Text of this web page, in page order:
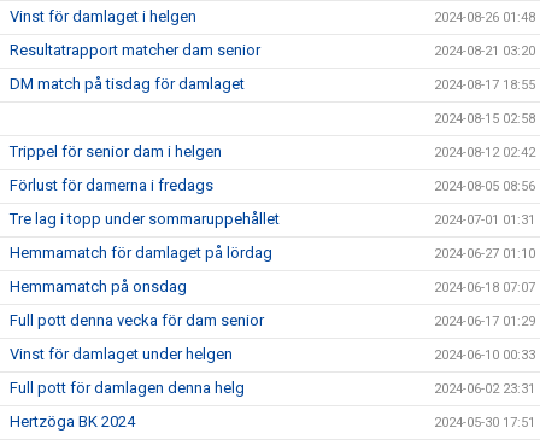
Vinst för damlaget i helgen 2024-08-26 01:48
Resultatrapport matcher dam senior 2024-08-21 03:20
DM match på tisdag för damlaget 2024-08-17 18:55
2024-08-15 02:58
Trippel för senior dam i helgen 2024-08-12 02:42
Förlust för damerna i fredags 2024-08-05 08:56
Tre lag i topp under sommaruppehållet 2024-07-01 01:31
Hemmamatch för damlaget på lördag 2024-06-27 01:10
Hemmamatch på onsdag 2024-06-18 07:07
Full pott denna vecka för dam senior 2024-06-17 01:29
Vinst för damlaget under helgen 2024-06-10 00:33
Full pott för damlagen denna helg 2024-06-02 23:31
Hertzöga BK 2024 2024-05-30 17:51